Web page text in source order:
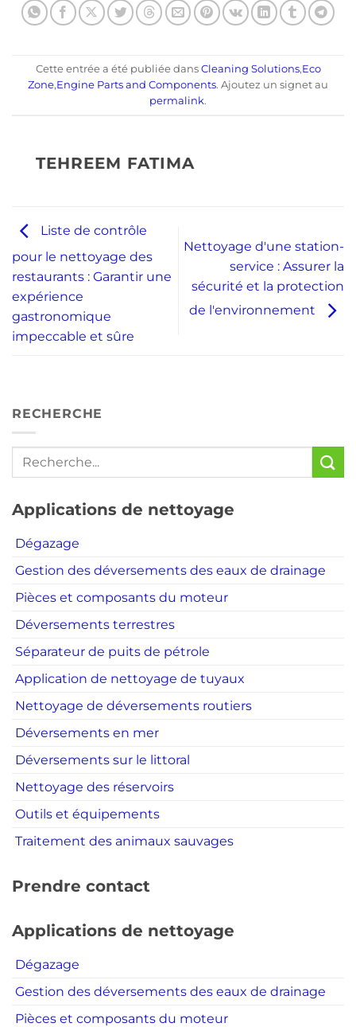
Cette entrée a été publiée dans Cleaning Solutions,Eco
Zone,Engine Parts and Components. Ajoutez un signet au
permalink.
TEHREEM FATIMA
Liste de contrôle
pour le nettoyage des
restaurants : Garantir une
expérience
gastronomique
impeccable et sûre
Nettoyage d'une station-
service : Assurer la
sécurité et la protection
de l'environnement
RECHERCHE
Applications de nettoyage
Dégazage
Gestion des déversements des eaux de drainage
Pièces et composants du moteur
Déversements terrestres
Séparateur de puits de pétrole
Application de nettoyage de tuyaux
Nettoyage de déversements routiers
Déversements en mer
Déversements sur le littoral
Nettoyage des réservoirs
Outils et équipements
Traitement des animaux sauvages
Prendre contact
Applications de nettoyage
Dégazage
Gestion des déversements des eaux de drainage
Pièces et composants du moteur